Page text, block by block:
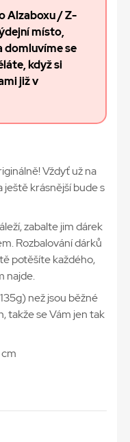
Alzaboxu / Z-
místo,
domluvíme se
když si
již v
Vždyť už na
ještě krásnější bude s
zabalte jim dárek
Rozbalování dárků
potěšíte každého,
najde.
než jsou běžné
takže se Vám jen tak